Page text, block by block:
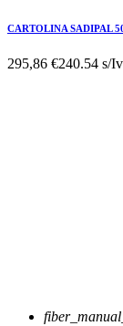
CARTOLINA SADIPAL
295,86 €240.54 s/